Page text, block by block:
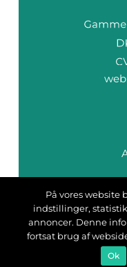
På vores website
indstillinger,
annoncer. Denne
fortsat brug af
Ok